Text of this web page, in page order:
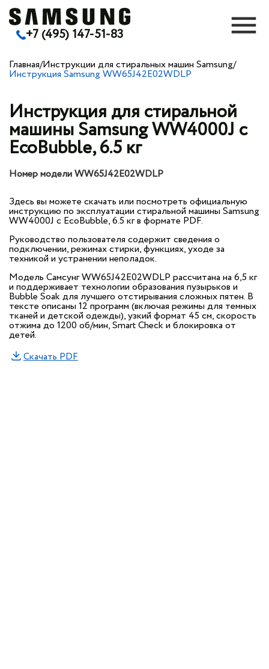
+7 (495) 147-51-83
Главная/Инструкции для стиральных машин Samsung/
Инструкция Samsung WW65J42E02WDLP
Инструкция для стиральной
машины Samsung WW4000J с
EcoBubble, 6.5 кг
Номер модели WW65J42E02WDLP
Здесь вы можете скачать или посмотреть официальную
инструкцию по эксплуатации стиральной машины Samsung
WW4000J с EcoBubble, 6.5 кг в формате PDF.
Руководство пользователя содержит сведения о
подключении, режимах стирки, функциях, уходе за
техникой и устранении неполадок.
Модель Самсунг WW65J42E02WDLP рассчитана на 6,5 кг
и поддерживает технологии образования пузырьков и
Bubble Soak для лучшего отстирывания сложных пятен. В
тексте описаны 12 программ (включая режимы для темных
тканей и детской одежды), узкий формат 45 см, скорость
отжима до 1200 об/мин, Smart Check и блокировка от
детей.
Скачать PDF